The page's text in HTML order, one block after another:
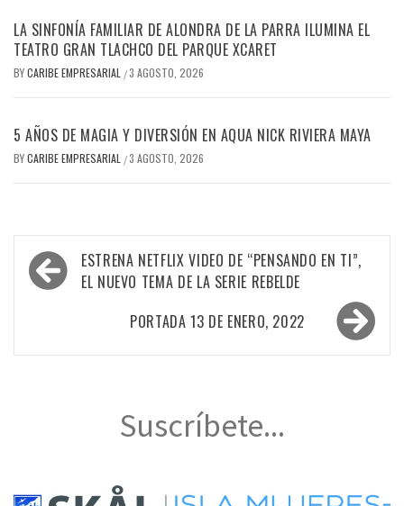
LA SINFONÍA FAMILIAR DE ALONDRA DE LA PARRA ILUMINA EL
TEATRO GRAN TLACHCO DEL PARQUE XCARET
BYCARIBE EMPRESARIAL /3 AGOSTO, 2026
5 AÑOS DE MAGIA Y DIVERSIÓN EN AQUA NICK RIVIERA MAYA
BYCARIBE EMPRESARIAL /3 AGOSTO, 2026
Navegación
de
ESTRENA NETFLIX VIDEO DE “PENSANDO EN TI”,
EL NUEVO TEMA DE LA SERIE REBELDE
PORTADA 13 DE ENERO, 2022
Suscríbete...